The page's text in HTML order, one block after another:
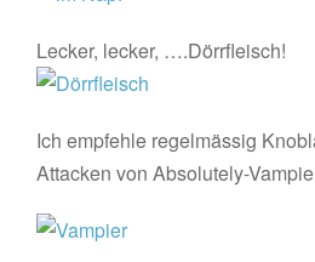
Lecker, lecker, ….Dörrfleisch!
Ich empfehle regelmässig
Attacken von Absolutely-